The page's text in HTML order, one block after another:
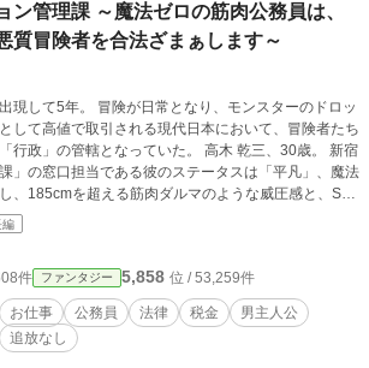
ン管理課 ～魔法ゼロの筋肉公務員は、
質冒険者を合法ざまぁします～
現して5年。 冒険が日常となり、モンスターのドロッ
して高値で取引される現代日本において、冒険者たち
轄となっていた。 高木 乾三、30歳。 新宿
」の窓口担当である彼のステータスは「平凡」、魔法
、185cmを超える筋肉ダルマのような威圧感と、Sラ
地方自治法」の知識を持っていた。 「税金なん
んだよ！」 「ゴブリンの死体処理なんて知るか！」
金目当てのモンスター愛護団体……。 高木は、脳
のマルサの女、ギルドの美人法務担当、マッドサイエ
ど、一癖も二癖もある各分野のスペシャリストたちと
ではなく、「所得税法違反による財産の差し押さ
編
件 ファンタジー 5,858 位 / 53,259件
お仕事 公務員 法律 税金
男主人公
追放なし